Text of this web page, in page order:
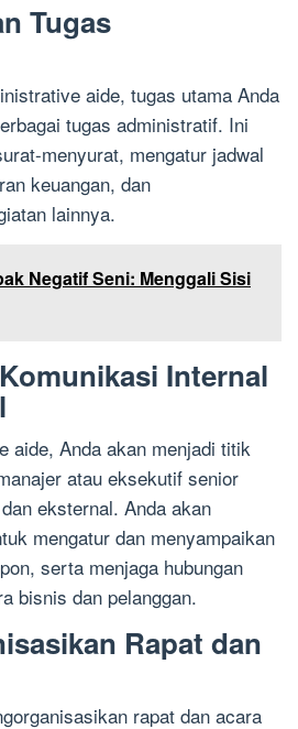
Tugas
aide, tugas utama Anda
tugas administratif. Ini
menyurat, mengatur jadwal
keuangan, dan
lainnya.
Negatif Seni: Menggali Sisi
Internal
aide, Anda akan menjadi titik
atau eksekutif senior
eksternal. Anda akan
mengatur dan menyampaikan
serta menjaga hubungan
bisnis dan pelanggan.
Rapat dan
rapat dan acara